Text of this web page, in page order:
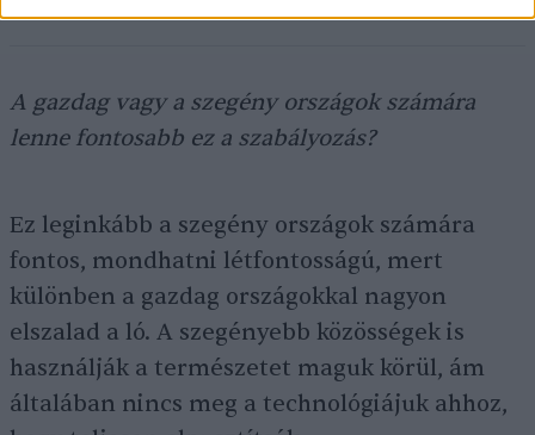
A gazdag vagy a szegény országok számára
lenne fontosabb ez a szabályozás?
Ez leginkább a szegény országok számára
fontos, mondhatni létfontosságú, mert
különben a gazdag országokkal nagyon
elszalad a ló. A szegényebb közösségek is
használják a természetet maguk körül, ám
általában nincs meg a technológiájuk ahhoz,